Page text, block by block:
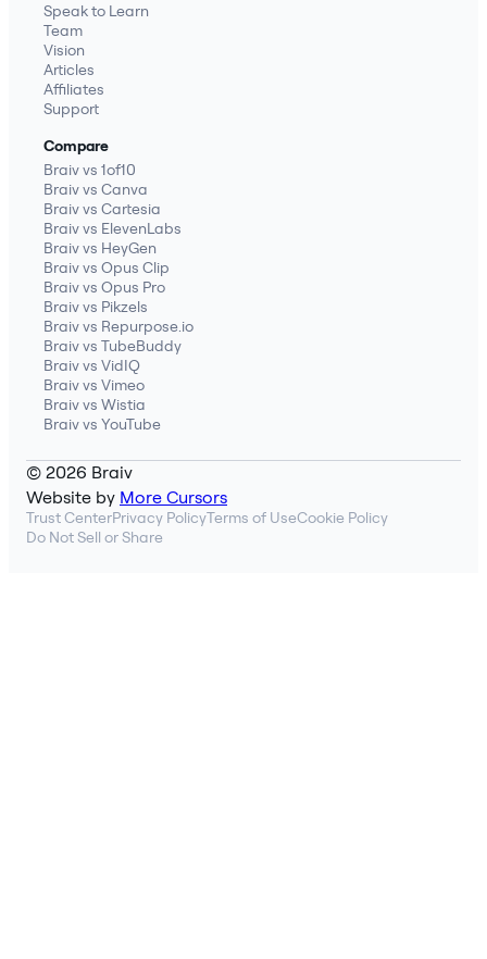
Speak to Learn
Team
Vision
Articles
Affiliates
Support
Compare
Braiv vs 1of10
Braiv vs Canva
Braiv vs Cartesia
Braiv vs ElevenLabs
Braiv vs HeyGen
Braiv vs Opus Clip
Braiv vs Opus Pro
Braiv vs Pikzels
Braiv vs Repurpose.io
Braiv vs TubeBuddy
Braiv vs VidIQ
Braiv vs Vimeo
Braiv vs Wistia
Braiv vs YouTube
© 2026 Braiv
Website by More Cursors
Trust CenterPrivacy PolicyTerms of UseCookie Policy
Do Not Sell or Share